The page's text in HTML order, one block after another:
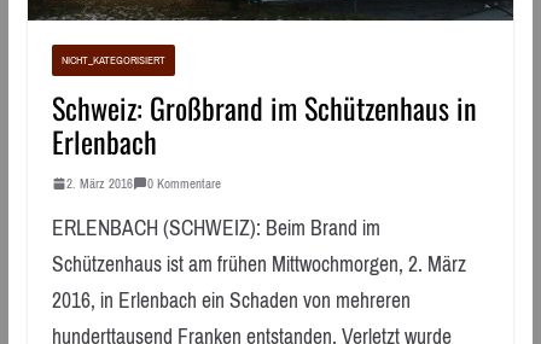
NICHT_KATEGORISIERT
Schweiz: Großbrand im Schützenhaus in
Erlenbach
2. März 2016 0 Kommentare
ERLENBACH (SCHWEIZ): Beim Brand im
Schützenhaus ist am frühen Mittwochmorgen, 2. März
2016, in Erlenbach ein Schaden von mehreren